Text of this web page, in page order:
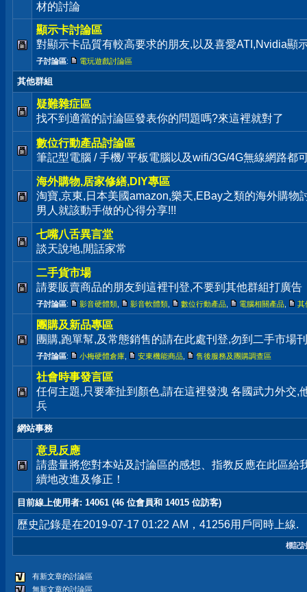
材的討論
顯示卡討論區
對顯示卡品質有較高要求的朋友,以及喜愛ATI,Nvidia顯
子討論區: 電玩遊戲討論區
其他群組
疑難雜症區
找不到適當的討論區發表你的問題嗎?來這裡就對了
數位行動產品討論區
筆記型電腦 / 手機/ 平板電腦以及wifi/3G/4G無線網路都
海外購物,居家修繕,DIY專區
淘寶,京東,日本美國amazon,樂天,EBay之類的海外購物
男人就該動手做的心得分享!!!
七嘴八舌異言堂
談天說地,閒話家常
二手貨市場
請要販賣商品的朋友到這裡刊登,不要到其他群組打廣告
子討論區: 影音硬體類 影音軟體類 數位行動產品 電腦相關產品 其
團購及新品專區
團購,跑單幫,及常態銷售的請在此處刊登,勿到二手市場
子討論區: 小梅硬體倉庫 安東機能商品 售後服務及團購調查區
社會時事發言區
任何主題,只要牽扯到顏色,請在這裡發洩 各國武力外交,
兵
網站事務
意見反應
請盡量將您對本站及討論區的感想、指教反應在此區給
續地改進及修正！
目前線上使用者: 14061 (46 位會員和 14015 位訪客)
歷史記錄是在2019-07-17 01:22 AM，41256用戶同時上線.
標記
有新文章的討論區
無新文章的討論區